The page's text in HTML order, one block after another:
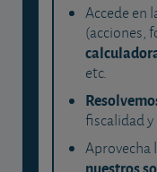
Accede en
(acciones,
etc.
fiscalidad y
Aprovecha
nuestros